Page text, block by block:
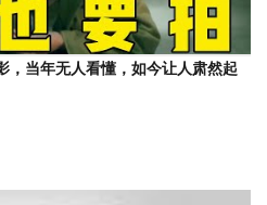
，当年无人看懂，如今让人肃然起